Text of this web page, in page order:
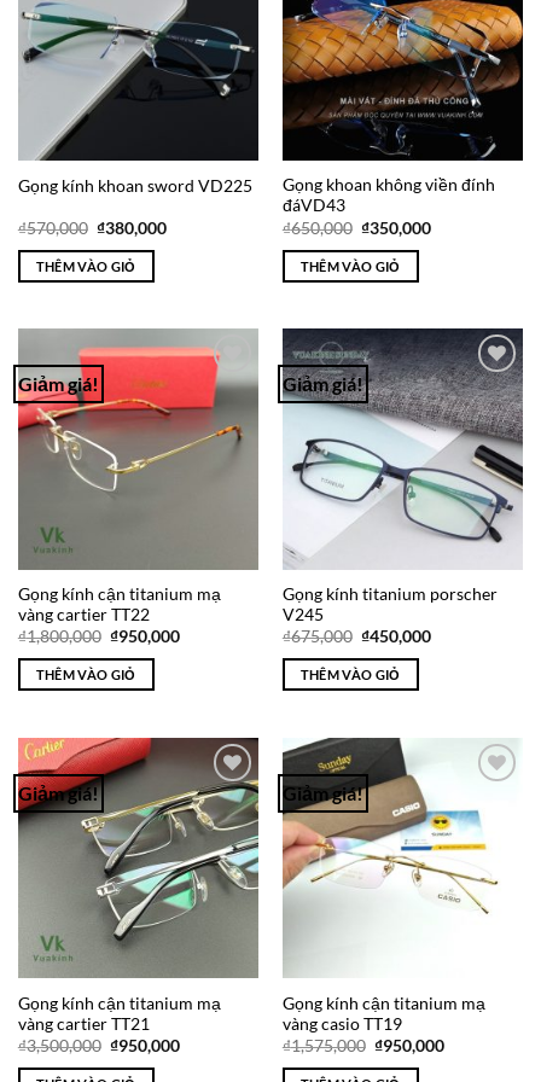
Gọng kính khoan sword VD225
₫570,000 Giá
là:
₫570,000.
₫380,000Giá
THÊM VÀO GIỎ
Gọng khoan không viền đính
đáVD43
₫650,000 Giá
là:
₫650,000.
₫350,000Giá
THÊM VÀO GIỎ
Giảm giá!
Add to
Wishlist
Gọng kính cận titanium mạ
vàng cartier TT22
₫1,800,000 Giá
là:
₫1,800,000.
₫950,000Giá
THÊM VÀO GIỎ
Giảm giá!
Add to
Wishlist
Gọng kính titanium porscher
V245
₫675,000 Giá
là:
₫675,000.
₫450,000Giá
THÊM VÀO GIỎ
Giảm giá!
Add to
Wishlist
Gọng kính cận titanium mạ
vàng cartier TT21
₫3,500,000 Giá
là:
₫950,000Giá
Giảm giá!
Wishlist
Gọng kính cận titanium mạ
vàng casio TT19
₫1,575,000 Giá
là:
₫950,000Giá